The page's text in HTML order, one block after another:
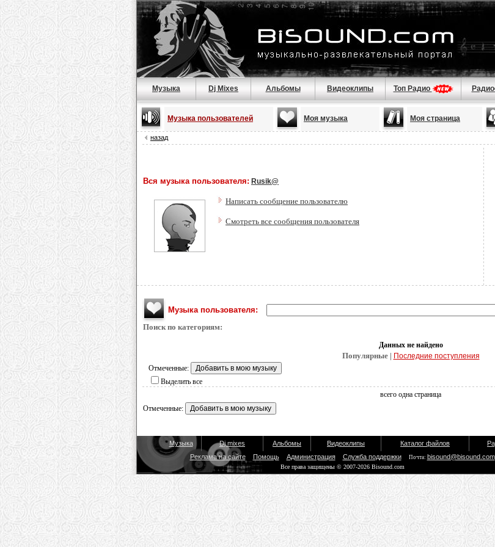
Музыка Dj Mixes Альбомы Видеоклипы Топ Радио
Музыка пользователей Моя музыка Моя страница
назад
Вся музыка пользователя: Rusik@
Написать сообщение пользователю
Смотреть все сообщения пользователя
Музыка пользователя:
Поиск по категориям:
Данных не найдено
Популярные | Последние поступления
Отмеченные:
Выделить все
всего одна страница
Отмеченные:
Музыка Dj mixes Альбомы Видеоклипы Каталог файлов
Реклама на сайте
Помощь Администрация Служба поддержки Почта: bisound@bisound.com
Все права защищены © 2007-2026 Bisound.com